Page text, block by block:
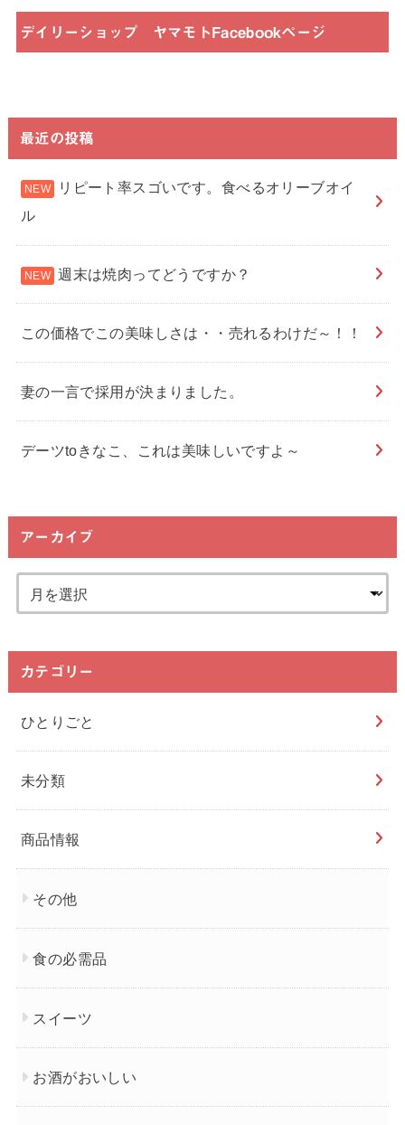
デイリーショップ ヤマモトFacebookページ
最近の投稿
リピート率スゴいです。食べるオリーブオイ
ル
週末は焼肉ってどうですか？
この価格でこの美味しさは・・売れるわけだ～！！
妻の一言で採用が決まりました。
デーツtoきなこ、これは美味しいですよ～
アーカイブ
カテゴリー
ひとりごと
未分類
商品情報
その他
食の必需品
スイーツ
お酒がおいしい